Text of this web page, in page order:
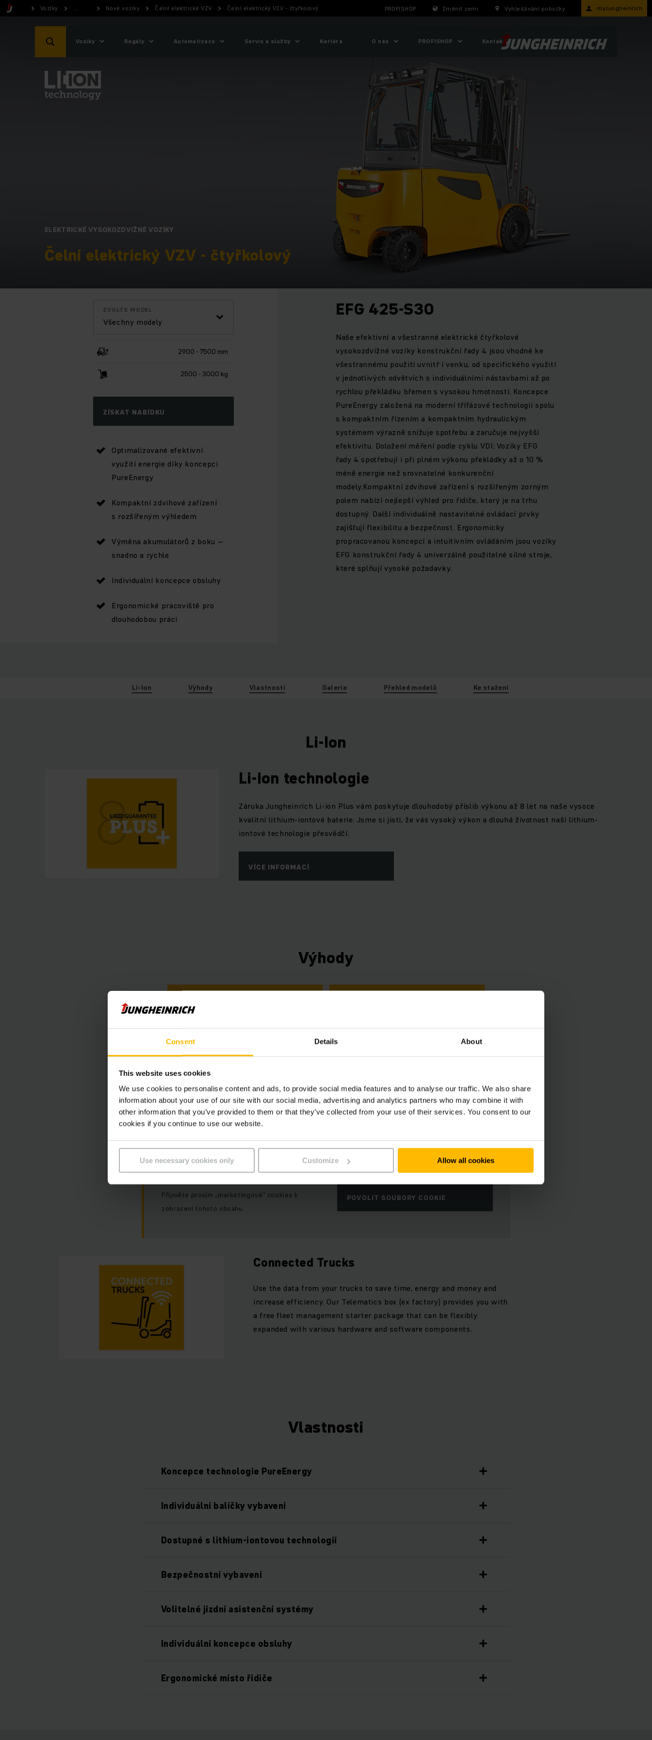
Consent Details About
This website uses cookies
We use cookies to personalise content and ads, to provide social media features and to analyse our traffic. We also share
information about your use of our site with our social media, advertising and analytics partners who may combine it with
other information that you’ve provided to them or that they’ve collected from your use of their services. You consent to our
cookies if you continue to use our website.
Use necessary cookies only Customize Allow all cookies
Vozíky ... Nové vozíky Čelní elektrické VZV Čelní elektrický VZV - čtyřkolový PROFISHOP Změnit zemi Vyhledávání pobočky myJungheinrich
Vozíky Regály Automatizace Servis a služby Kariéra O nás PROFISHOP Kontakty
ELEKTRICKÉ VYSOKOZDVIŽNÉ VOZÍKY
Čelní elektrický VZV - čtyřkolový
Všechny modely
ZVOLTE MODEL
2900 - 7500 mm
2500 - 3000 kg
ZÍSKAT NABÍDKU
Optimalizované efektivní
využití energie díky koncepci
PureEnergy
Kompaktní zdvihové zařízení
s rozšířeným výhledem
Výměna akumulátorů z boku –
snadno a rychle
Individuální koncepce obsluhy
Ergonomické pracoviště pro
dlouhodobou práci
EFG 425-S30
Naše efektivní a všestranné elektrické čtyřkolové
vysokozdvižné vozíky konstrukční řady 4 jsou vhodné ke
všestrannému použití uvnitř i venku, od specifického využití
v jednotlivých odvětvích s individuálními nástavbami až po
rychlou překládku břemen s vysokou hmotností. Koncepce
PureEnergy založená na moderní třífázové technologii spolu
s kompaktním řízením a kompaktním hydraulickým
systémem výrazně snižuje spotřebu a zaručuje nejvyšší
efektivitu. Doložení měření podle cyklu VDI: Vozíky EFG
řady 4 spotřebují i při plném výkonu překládky až o 10 %
méně energie než srovnatelné konkurenční
modely.Kompaktní zdvihové zařízení s rozšířeným zorným
polem nabízí nejlepší výhled pro řidiče, který je na trhu
dostupný. Další individuálně nastavitelné ovládací prvky
zajišťují flexibilitu a bezpečnost. Ergonomicky
propracovanou koncepcí a intuitivním ovládáním jsou vozíky
EFG konstrukční řady 4 univerzálně použitelné silné stroje,
které splňují vysoké požadavky.
Li-Ion Výhody Vlastnosti Galerie Přehled modelů Ke stažení
Li-Ion
Li-Ion technologie
Záruka Jungheinrich Li-ion Plus vám poskytuje dlouhodobý příslib výkonu až 8 let na naše vysoce
kvalitní lithium-iontové baterie. Jsme si jisti, že vás vysoký výkon a dlouhá životnost naší lithium-
iontové technologie přesvědčí.
VÍCE INFORMACÍ
Výhody
Vložený obsah vyžaduje souhlas.
Bohužel tento obsah není k dispozici v důsledku aktuálních cookies
preferencí.
Přijměte prosím „marketingové“ cookies k
zobrazení tohoto obsahu.
POVOLIT SOUBORY COOKIE
Connected Trucks
Use the data from your trucks to save time, energy and money and
increase efficiency. Our Telematics box (ex factory) provides you with
a free fleet management starter package that can be flexibly
expanded with various hardware and software components.
Vlastnosti
Koncepce technologie PureEnergy
Individuální balíčky vybavení
Dostupné s lithium-iontovou technologií
Bezpečnostní vybavení
Volitelné jízdní asistenční systémy
Individuální koncepce obsluhy
Ergonomické místo řidiče